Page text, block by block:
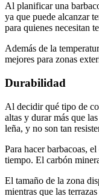
Al planificar una
ya que puede alcanzar
para quienes necesitan
Además de la
mejores para zonas
Durabilidad
Al decidir qué tipo de
altas y durar más que
leña, y no son tan
Para hacer barbacoas,
tiempo. El carbón
El tamaño de la zona
mientras que las